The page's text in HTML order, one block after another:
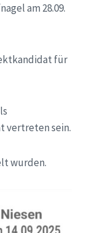
am 28.09.
für
vertreten sein.
wurden.